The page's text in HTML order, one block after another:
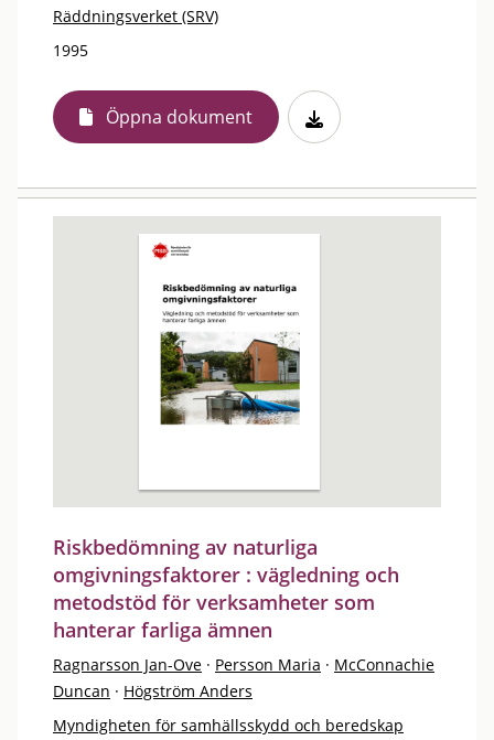
Räddningsverket (SRV)
1995
Öppna dokument
Riskbedömning av naturliga
omgivningsfaktorer : vägledning och
metodstöd för verksamheter som
hanterar farliga ämnen
Ragnarsson Jan-Ove · Persson Maria · McConnachie
Duncan · Högström Anders
Myndigheten för samhällsskydd och beredskap